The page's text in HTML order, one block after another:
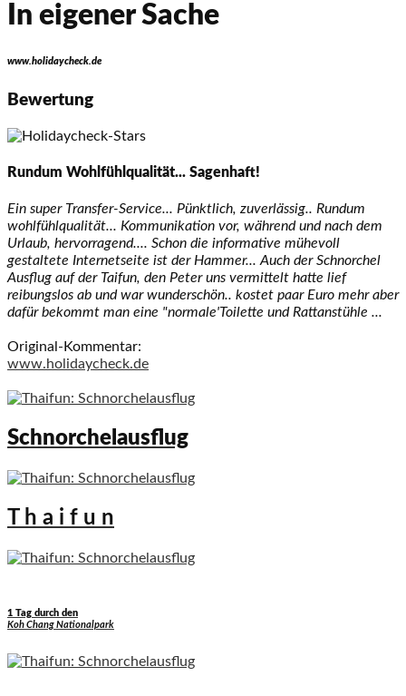
In eigener Sache
www.holidaycheck.de
Bewertung
Rundum Wohlfühlqualität... Sagenhaft!
Ein super Transfer-Service... Pünktlich, zuverlässig.. Rundum
wohlfühlqualität... Kommunikation vor, während und nach dem
Urlaub, hervorragend.... Schon die informative mühevoll
gestaltete Internetseite ist der Hammer... Auch der Schnorchel
Ausflug auf der Taifun, den Peter uns vermittelt hatte lief
reibungslos ab und war wunderschön.. kostet paar Euro mehr aber
dafür bekommt man eine "normale'Toilette und Rattanstühle ...
Original-Kommentar:
www.holidaycheck.de
Schnorchelausflug
T h a i f u n
1 Tag durch den
Koh Chang Nationalpark